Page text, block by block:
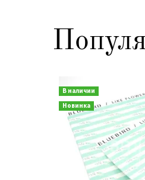
В наличии
Новинка